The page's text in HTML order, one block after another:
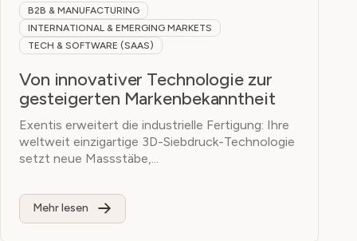
B2B & MANUFACTURING
INTERNATIONAL & EMERGING MARKETS
TECH & SOFTWARE (SAAS)
Von innovativer Technologie zur
gesteigerten Markenbekanntheit
Exentis erweitert die industrielle Fertigung: Ihre
weltweit einzigartige 3D-Siebdruck-Technologie
setzt neue Massstäbe,...
Mehr lesen